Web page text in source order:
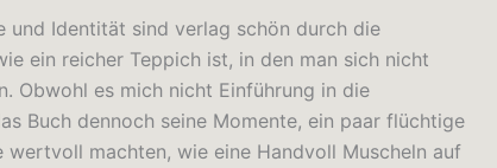
und Identität sind verlag schön durch die
ein reicher Teppich ist, in den man sich nicht
Obwohl es mich nicht Einführung in die
Buch dennoch seine Momente, ein paar flüchtige
wertvoll machten, wie eine Handvoll Muscheln auf